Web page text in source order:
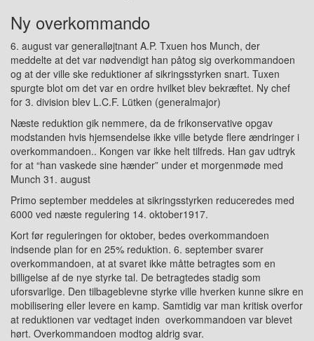
Ny overkommando
6. august var generalløjtnant A.P. Txuen hos Munch, der
meddelte at det var nødvendigt han påtog sig overkommandoen
og at der ville ske reduktioner af sikringsstyrken snart. Tuxen
spurgte blot om det var en ordre hvilket blev bekræftet. Ny chef
for 3. division blev L.C.F. Lütken (generalmajor)
Næste reduktion gik nemmere, da de frikonservative opgav
modstanden hvis hjemsendelse ikke ville betyde flere ændringer i
overkommandoen.. Kongen var ikke helt tilfreds. Han gav udtryk
for at “han vaskede sine hænder” under et morgenmøde med
Munch 31. august
Primo september meddeles at sikringsstyrken reduceredes med
6000 ved næste regulering 14. oktober1917.
Kort før reguleringen for oktober, bedes overkommandoen
indsende plan for en 25% reduktion. 6. september svarer
overkommandoen, at at svaret ikke måtte betragtes som en
billigelse af de nye styrke tal. De betragtedes stadig som
uforsvarlige. Den tilbageblevne styrke ville hverken kunne sikre en
mobilisering eller levere en kamp. Samtidig var man kritisk overfor
at reduktionen var vedtaget inden overkommandoen var blevet
hørt. Overkommandoen modtog aldrig svar.